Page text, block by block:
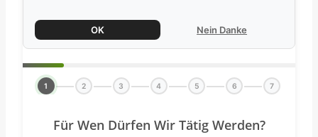
OK Nein Danke
1 2 3 4 5 6 7
Für Wen Dürfen Wir Tätig Werden?